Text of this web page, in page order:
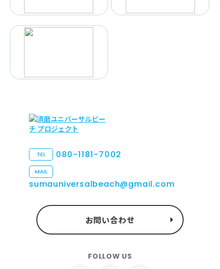
TEL 080-1181-7002
MAIL
sumauniversalbeach@gmail.com
お問い合わせ
FOLLOW US